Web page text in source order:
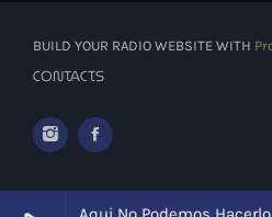
BUILD YOUR RADIO WEBSITE WITH
CONTACTS